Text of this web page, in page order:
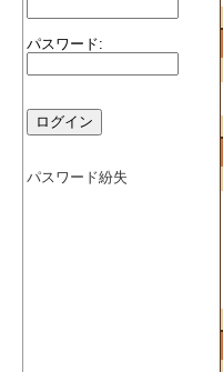
ユーザー名:
パスワード: